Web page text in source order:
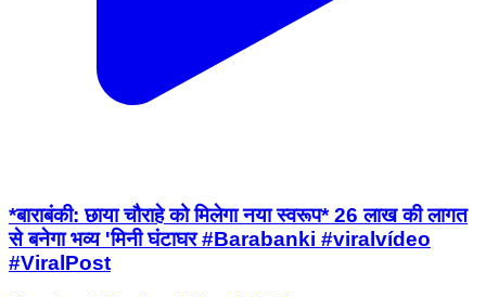
*बाराबंकी: छाया चौराहे को मिलेगा नया स्वरूप* 26 लाख की लागत